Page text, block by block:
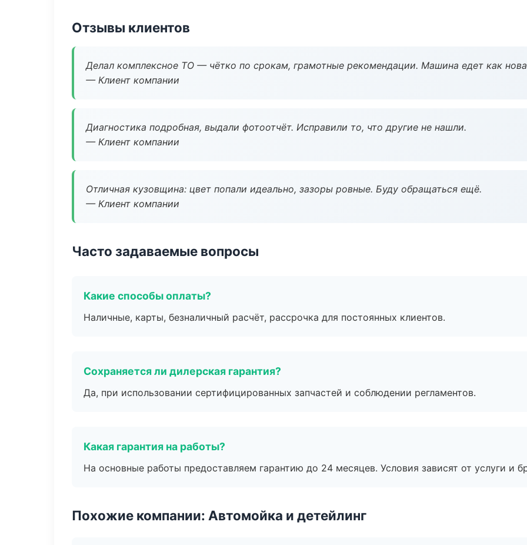
Отзывы клиентов
Делал комплексное ТО — чётко по срокам, грамотные рекомендации. Машина едет как
— Клиент компании
Диагностика подробная, выдали фотоотчёт. Исправили то, что другие не нашли.
— Клиент компании
Отличная кузовщина: цвет попали идеально, зазоры ровные. Буду обращаться ещё.
— Клиент компании
Часто задаваемые вопросы
Какие способы оплаты?
Наличные, карты, безналичный расчёт, рассрочка для постоянных клиентов.
Сохраняется ли дилерская гарантия?
Да, при использовании сертифицированных запчастей и соблюдении регламентов.
Какая гарантия на работы?
На основные работы предоставляем гарантию до 24 месяцев. Условия зависят от услуги и
Похожие компании: Автомойка и детейлинг